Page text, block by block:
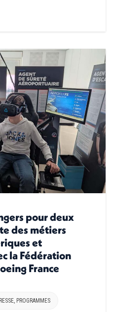
pour deux
des métiers
et
la Fédération
France
, PROGRAMMES